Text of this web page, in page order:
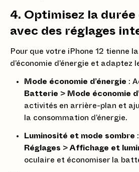
4. Optimisez la
avec des réglages
Pour que votre iPhone 12 tienne
d’économie d’énergie et adaptez
Mode économie d’énergie :
Batterie > Mode économie
activités en arrière-plan et
la consommation d’énergie.
Luminosité et mode sombre
Réglages > Affichage et
oculaire et économiser la